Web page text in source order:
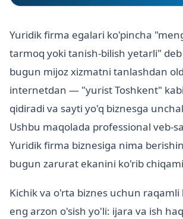
Yuridik firma egalari ko'pincha
tarmoq yoki tanish-bilish yetarli"
bugun mijoz xizmatni tanlashdan
internetdan — "yurist Toshkent"
qidiradi va sayti yo'q biznesga
Ushbu maqolada professional veb-
Yuridik firma biznesiga nima
bugun zarurat ekanini ko'rib
Kichik va o'rta biznes uchun
eng arzon o'sish yo'li: ijara va ish